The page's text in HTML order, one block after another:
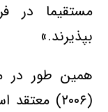
مستقيما در
بپذيرند.»
(۲۰۰۶)